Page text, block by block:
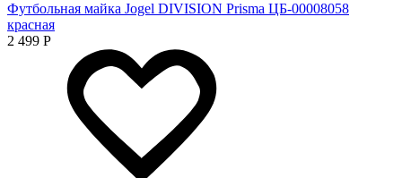
Футбольная майка Jogel DIVISION Prisma ЦБ-00008058
красная
2 499 Р